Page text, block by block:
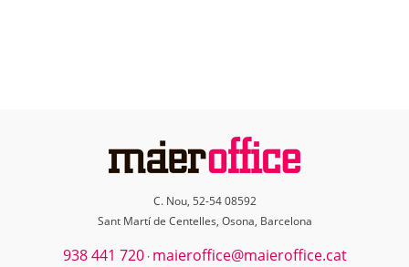
C. Nou, 52-54 08592
Sant Martí de Centelles, Osona, Barcelona
938 441 720· maieroffice@maieroffice.cat